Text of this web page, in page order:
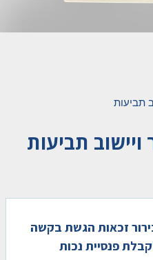
תביעות
ויישוב תביעות
זכאות הגשת בקשה
פנסיית נכות